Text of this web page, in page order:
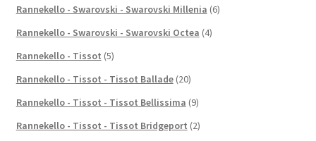
Rannekello - Swarovski - Swarovski Millenia (6)
Rannekello - Swarovski - Swarovski Octea (4)
Rannekello - Tissot (5)
Rannekello - Tissot - Tissot Ballade (20)
Rannekello - Tissot - Tissot Bellissima (9)
Rannekello - Tissot - Tissot Bridgeport (2)